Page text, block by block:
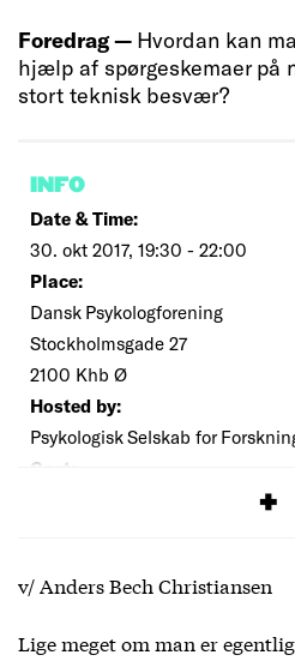
Foredrag — Hvordan kan
hjælp af spørgeskemaer på
stort teknisk besvær?
INFO
Date & Time:
30. okt 2017, 19:30 - 22:00
Place:
Dansk Psykologforening
Stockholmsgade 27
2100 Khb Ø
Hosted by:
Psykologisk Selskab for
Cost:
v/ Anders Bech Christiansen
Lige meget om man er